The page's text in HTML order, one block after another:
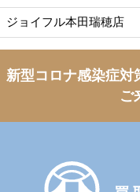
ジョイフル本田瑞穂店
新型コロナ感染症対
ご